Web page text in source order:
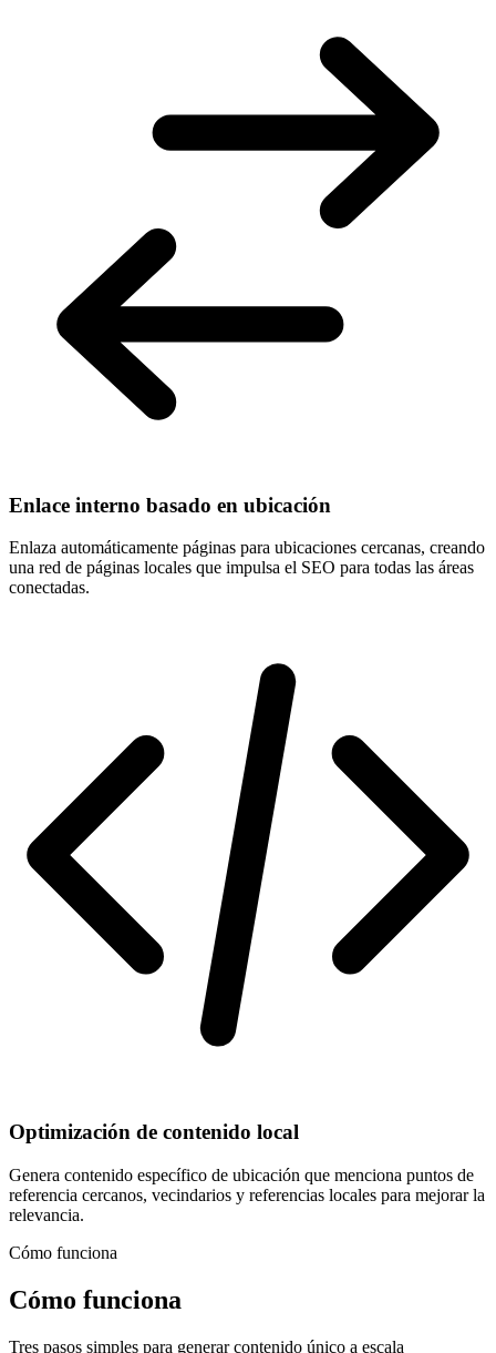
Enlace interno basado en ubicación
Enlaza automáticamente páginas para ubicaciones cercanas, creando
una red de páginas locales que impulsa el SEO para todas las áreas
conectadas.
Optimización de contenido local
Genera contenido específico de ubicación que menciona puntos de
referencia cercanos, vecindarios y referencias locales para mejorar la
relevancia.
Cómo funciona
Cómo funciona
Tres pasos simples para generar contenido único a escala